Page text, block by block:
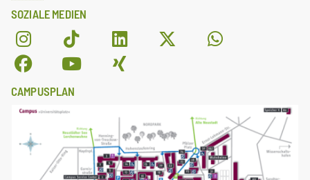
SOZIALE MEDIEN
CAMPUSPLAN